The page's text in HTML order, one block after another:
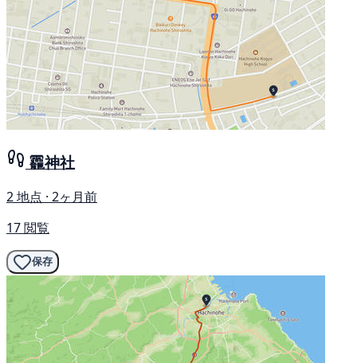
龗神社
2 地点 · 2ヶ月前
17 閲覧
保存